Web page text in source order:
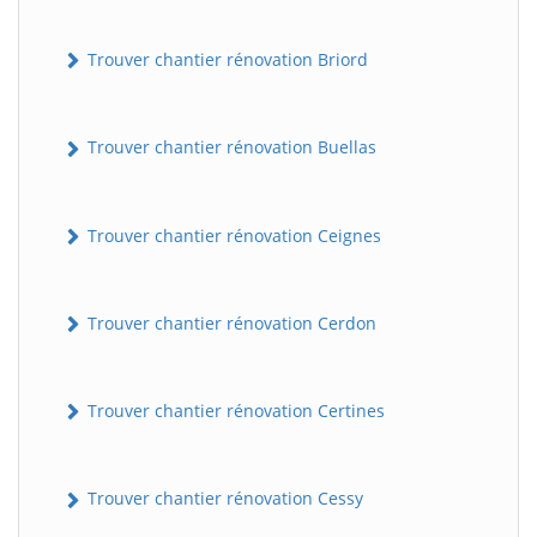
Trouver chantier rénovation Briord
Trouver chantier rénovation Buellas
Trouver chantier rénovation Ceignes
Trouver chantier rénovation Cerdon
Trouver chantier rénovation Certines
Trouver chantier rénovation Cessy